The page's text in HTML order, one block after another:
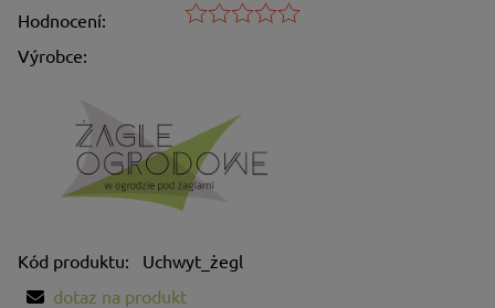
Hodnocení:
Výrobce:
Kód produktu:
Uchwyt_żegl
dotaz na produkt